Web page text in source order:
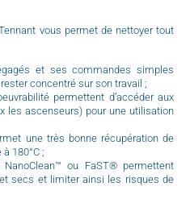
vous permet de nettoyer tout
et ses commandes simples
concentré sur son travail ;
permettent d’accéder aux
les ascenseurs) pour une utilisation
une très bonne récupération de
180°C ;
ou FaST® permettent
secs et limiter ainsi les risques de